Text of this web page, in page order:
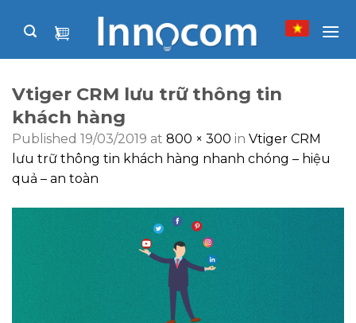
Vtiger CRM lưu trữ thông tin
khách hàng
Published 19/03/2019 at 800 × 300 in Vtiger CRM
lưu trữ thông tin khách hàng nhanh chóng – hiệu
quả – an toàn